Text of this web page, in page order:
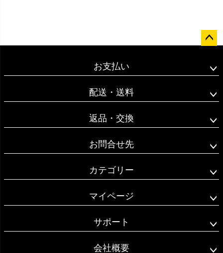
ップ
お支払い
配送・送料
返品・交換
お問合せ先
カテゴリー
マイページ
サポート
会社概要